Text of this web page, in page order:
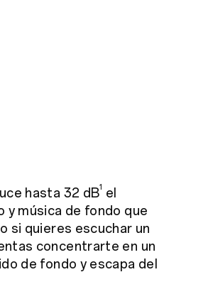
hasta 32 dB1
el
y música de fondo que
si quieres escuchar un
concentrarte en un
de fondo y escapa del